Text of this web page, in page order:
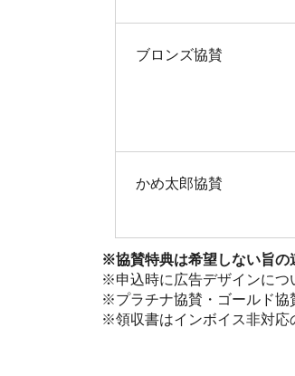
ブロンズ協賛
かめ太郎協賛
※協賛特典は希望しない旨の
※申込時に広告デザインにつ
※プラチナ協賛・ゴールド協
※領収書はインボイス非対応